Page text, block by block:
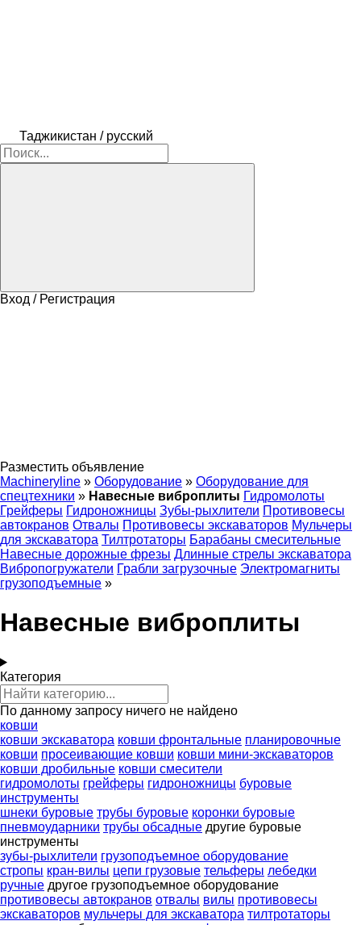
Таджикистан / русский
Вход / Регистрация
Разместить объявление
Machineryline » Оборудование » Оборудование для
спецтехники » Навесные виброплиты Гидромолоты
Грейферы Гидроножницы Зубы-рыхлители Противовесы
автокранов Отвалы Противовесы экскаваторов Мульчеры
для экскаватора Тилтротаторы Барабаны смесительные
Навесные дорожные фрезы Длинные стрелы экскаватора
Вибропогружатели Грабли загрузочные Электромагниты
грузоподъемные »
Навесные виброплиты
Категория
По данному запросу ничего не найдено
ковши
ковши экскаватора ковши фронтальные планировочные
ковши просеивающие ковши ковши мини-экскаваторов
ковши дробильные ковши смесители
гидромолоты грейферы гидроножницы буровые
инструменты
шнеки буровые трубы буровые коронки буровые
пневмоударники трубы обсадные другие буровые
инструменты
зубы-рыхлители грузоподъемное оборудование
стропы кран-вилы цепи грузовые тельферы лебедки
ручные другое грузоподъемное оборудование
противовесы автокранов отвалы вилы противовесы
экскаваторов мульчеры для экскаватора тилтротаторы